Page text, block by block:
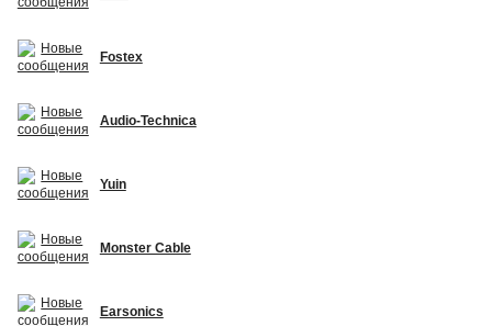
Fostex
Audio-Technica
Yuin
Monster Cable
Earsonics